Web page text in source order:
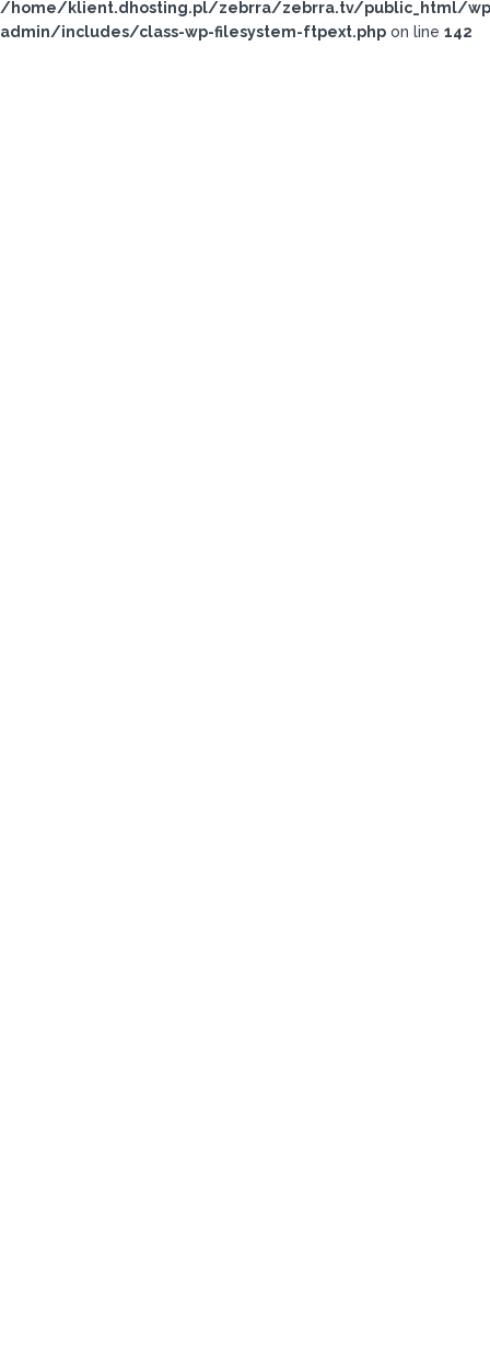
/home/klient.dhosting.pl/zebrra/zebrra.tv/public_html/
admin/includes/class-wp-filesystem-ftpext.php on line 142